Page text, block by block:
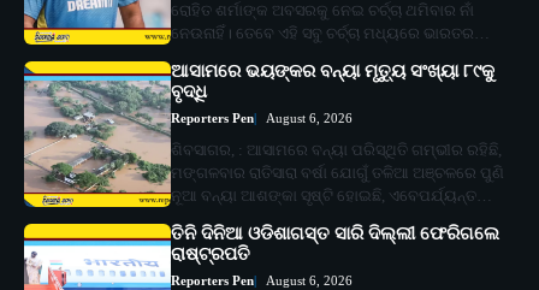
ରୋହିତ ଶର୍ମାଙ୍କ ଅବସରକୁ ନେଇ ଚର୍ଚ୍ଚା ଥମିବାର ନାଁ
ନେଉନାହିଁ। ତେବେ ଏହି ସବୁ ଚର୍ଚ୍ଚା ମଧ୍ୟରେ ଭାରତର…
ଆସାମରେ ଭୟଙ୍କର ବନ୍ୟା ମୃତ୍ୟୁ ସଂଖ୍ୟା ୮୯କୁ
ବୃଦ୍ଧି
Reporters Pen August 6, 2026
ଶିବସାଗର, : ଆସାମରେ ବନ୍ୟା ପରିସ୍ଥିତି ଗମ୍ଭୀର ରହିଛି,
ମଙ୍ଗଳବାର ରାତିସାରା ବର୍ଷା ଯୋଗୁଁ ତଳିଆ ଅଞ୍ଚଳରେ ପୁଣି
ନୂଆ ବନ୍ୟା ଆଶଙ୍କା ସୃଷ୍ଟି ହୋଇଛି, ଏବେପର୍ଯ୍ୟନ୍ତ…
ତିନି ଦିନିଆ ଓଡିଶାଗସ୍ତ ସାରି ଦିଲ୍ଲୀ ଫେରିଗଲେ
ରାଷ୍ଟ୍ରପତି
Reporters Pen August 6, 2026